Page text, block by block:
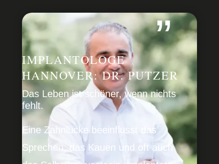
”
IMPLAN­TOLOGE
HANNOVER: DR. PUTZER
Das Leben ist schöner, wenn nichts
fehlt.
Eine Zahnlücke beein­flusst das
Sprechen, das Kauen und oft auch